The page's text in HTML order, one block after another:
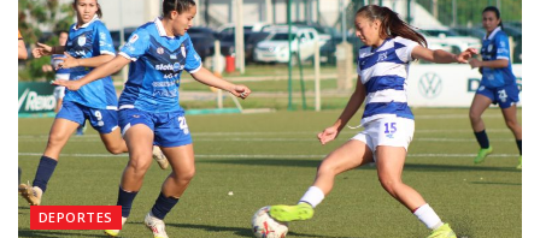
DEPORTES